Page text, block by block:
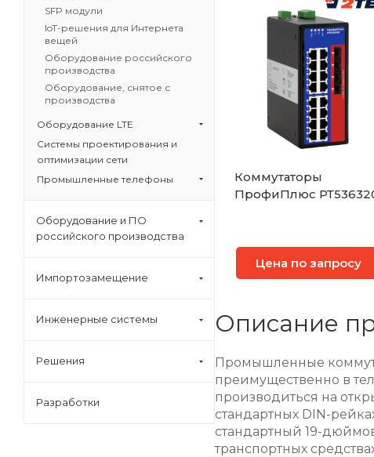
Коммутаторы
ПрофиПлюс
Цена по запросу
Описание
Промышленные
преимущественно в
производиться на
стандартных DIN-
стандартный 19-
транспортных
SFP модули
IoT-решения для Интернета
вещей
Оборудование российского
производства
Оборудование, снятое с
производства
Оборудование LTE
Системы проектирования и
оптимизации сети
Промышленные телефоны
Оборудование и ПО
российского производства
Импортозамещение
Инженерные системы
Решения
Разработки